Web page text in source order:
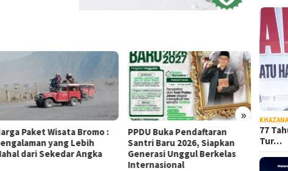
»
Paket Wisata Bromo :
yang Lebih
dari Sekedar Angka
PPDU Buka Pendaftaran
Santri Baru 2026, Siapkan
Generasi Unggul Berkelas
Internasional
4 Tips
77
Tur…